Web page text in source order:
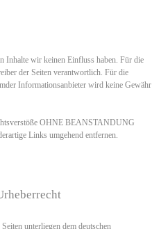
Inhalte wir keinen Einfluss haben. Für die
der Seiten verantwortlich. Für die
Informationsanbieter wird keine Gewähr
OHNE BEANSTANDUNG
Links umgehend entfernen.
unterliegen dem deutschen